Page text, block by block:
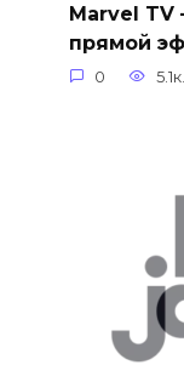
Marvel TV
прямой
0 5.1к.